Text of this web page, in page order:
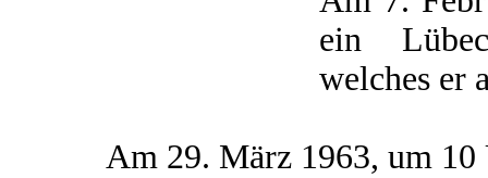
ein
welches er
Am 29. März 1963, um